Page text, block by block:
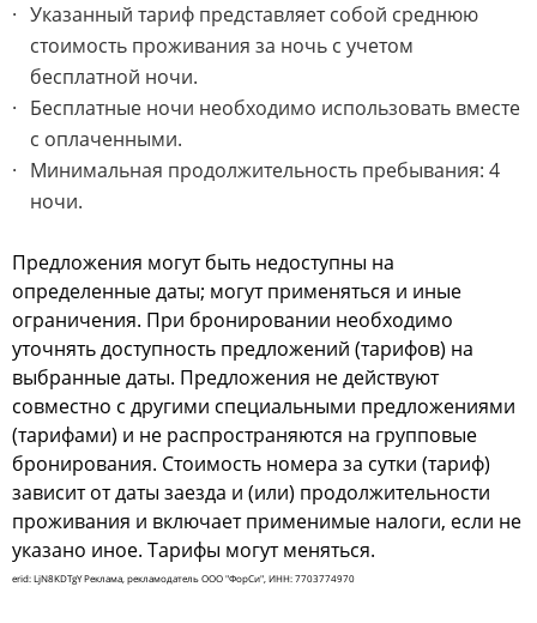
Указанный тариф представляет собой среднюю
стоимость проживания за ночь с учетом
бесплатной ночи.
Бесплатные ночи необходимо использовать вместе
с оплаченными.
Минимальная продолжительность пребывания: 4
ночи.
Предложения могут быть недоступны на
определенные даты; могут применяться и иные
ограничения. При бронировании необходимо
уточнять доступность предложений (тарифов) на
выбранные даты. Предложения не действуют
совместно с другими специальными предложениями
(тарифами) и не распространяются на групповые
бронирования. Стоимость номера за сутки (тариф)
зависит от даты заезда и (или) продолжительности
проживания и включает применимые налоги, если не
указано иное. Тарифы могут меняться.
erid: LjN8KDTgY Реклама, рекламодатель ООО "ФорСи", ИНН: 7703774970